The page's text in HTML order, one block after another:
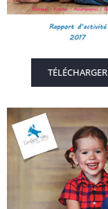
TÉLÉCHARGER